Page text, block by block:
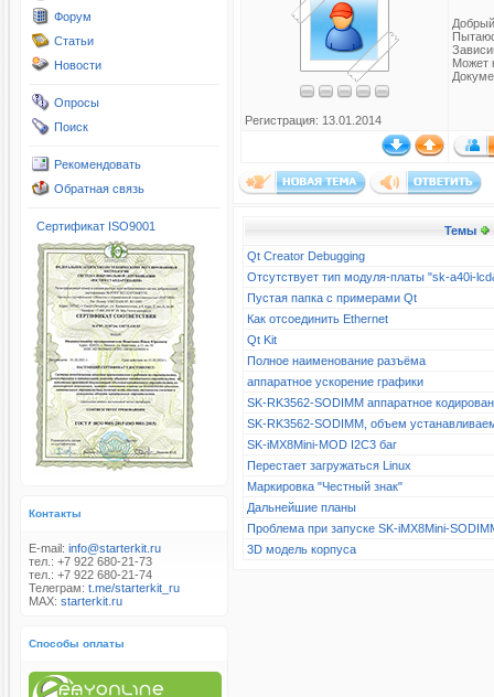
Форум
Статьи
Новости
Опросы
Поиск
Рекомендовать
Обратная связь
Сертификат ISO9001
Контакты
E-mail: info@starterkit.ru
тел.: +7 922 680-21-73
тел.: +7 922 680-21-74
Телеграм: t.me/starterkit_ru
MAX: starterkit.ru
Способы оплаты
Регистрация: 13.01.2014
Может
Темы
Qt Creator Debugging
Отсутствует тип модуля-платы "sk-a40i-
Пустая папка с примерами Qt
Как отсоединить Ethernet
Qt Kit
Полное наименование разъёма
аппаратное ускорение графики
SK-RK3562-SODIMM аппаратное
SK-RK3562-SODIMM, объем
SK-iMX8Mini-MOD I2C3 баг
Перестает загружаться Linux
Маркировка "Честный знак"
Дальнейшие планы
Проблема при запуске SK-iMX8Mini-
3D модель корпуса